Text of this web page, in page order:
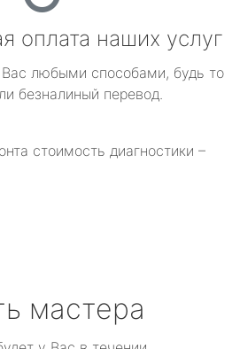
оплата наших услуг
любыми способами, будь то
безналиный перевод.
стоимость диагностики –
мастера